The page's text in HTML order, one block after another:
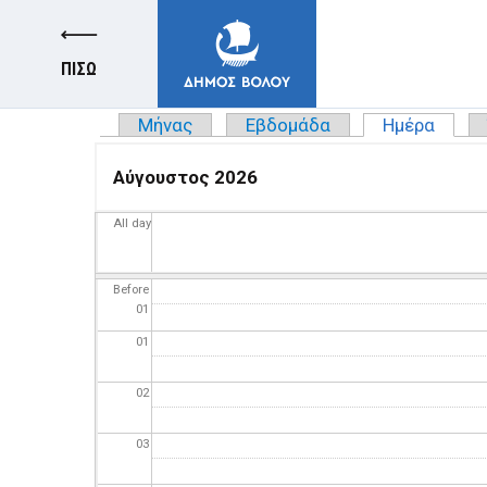
ΠΙΣΩ
Πρωτεύουσες καρτέλες
Μήνας Εβδομάδα Ημέρα
Αύγουστος 2026
All day
Before
01
01
02
03